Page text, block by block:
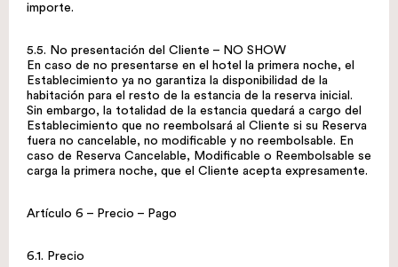
importe.
5.5. No presentación del Cliente – NO SHOW
En caso de no presentarse en el hotel la primera noche, el
Establecimiento ya no garantiza la disponibilidad de la
habitación para el resto de la estancia de la reserva inicial.
Sin embargo, la totalidad de la estancia quedará a cargo del
Establecimiento que no reembolsará al Cliente si su Reserva
fuera no cancelable, no modificable y no reembolsable. En
caso de Reserva Cancelable, Modificable o Reembolsable se
carga la primera noche, que el Cliente acepta expresamente.
Artículo 6 – Precio – Pago
6.1. Precio